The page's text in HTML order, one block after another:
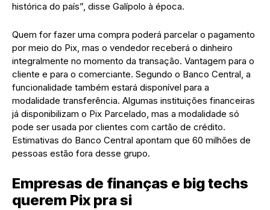
histórica do país”, disse Galípolo à época.
Quem for fazer uma compra poderá parcelar o pagamento
por meio do Pix, mas o vendedor receberá o dinheiro
integralmente no momento da transação. Vantagem para o
cliente e para o comerciante. Segundo o Banco Central, a
funcionalidade também estará disponível para a
modalidade transferência. Algumas instituições financeiras
já disponibilizam o Pix Parcelado, mas a modalidade só
pode ser usada por clientes com cartão de crédito.
Estimativas do Banco Central apontam que 60 milhões de
pessoas estão fora desse grupo.
Empresas de finanças e big techs
querem Pix pra si